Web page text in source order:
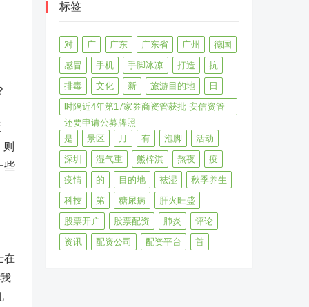
些
在
标签
对 广 广东 广东省 广州
德国
感冒
手机 手脚冰凉 打造
抗
排毒
文化 新 旅游目的地
日
时隔近4年第17家券商资管获批 安信资管
还要申请公募牌照
是
景区 月 有 泡脚
活动
深圳
湿气重 熊梓淇 熬夜
疫
疫情
的 目的地 祛湿
秋季养生
科技
第 糖尿病
肝火旺盛
股票开户
股票配资 肺炎
评论
资讯
配资公司 配资平台 首